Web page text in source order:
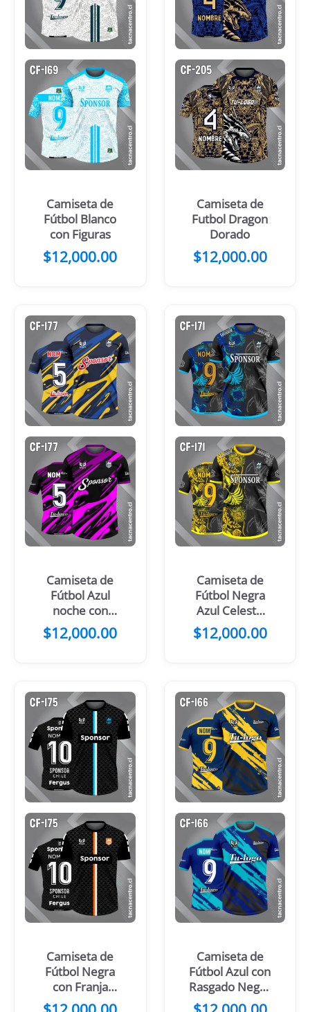
Camiseta de
Fútbol Blanco
con Figuras
$12,000.00
Camiseta de
Futbol Dragon
Dorado
$12,000.00
Camiseta de
Fútbol Azul
noche con
Manchas
Amarillas y
$12,000.00
Camiseta de
Fútbol Negra
Azul Celeste
con Flores
$12,000.00
Camiseta de
Fútbol Negra
con Franja
Central Blanca
Camiseta de
Fútbol Azul con
Rasgado Negro
y Amarillo